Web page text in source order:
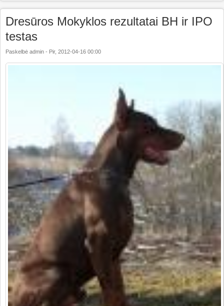
Dresūros Mokyklos rezultatai BH ir IPO
testas
Paskelbė admin - Pir, 2012-04-16 00:00